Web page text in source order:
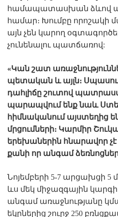
համապատասխան ձևով
համար։ Խումբը որոշակի
այն չեն կարող
չունենալու պատճառով:
«Կան շատ
պետական և այլն։ Սպասում
դահլիճը շուտով պատրաստ
պարապվում ենք նաև
հիմնականում այստեղից
մրցումների։ Կարմիր
երեխաներին հնարավոր չէ
քանի որ անգամ ձեռնոցներ
Նոյեմբերի 5-7 արցախցի 5
ևս մեկ միջազգային կարգի
անգամ առաջնությանը
եկրներից շուրջ 250